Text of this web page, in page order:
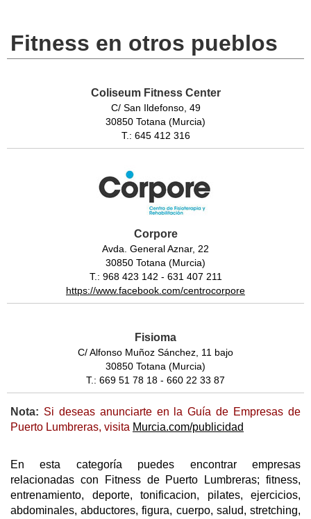
Fitness en otros pueblos
Coliseum Fitness Center
C/ San Ildefonso, 49
30850 Totana (Murcia)
T.: 645 412 316
Corpore
Avda. General Aznar, 22
30850 Totana (Murcia)
T.: 968 423 142 - 631 407 211
https://www.facebook.com/centrocorpore
Fisioma
C/ Alfonso Muñoz Sánchez, 11 bajo
30850 Totana (Murcia)
T.: 669 51 78 18 - 660 22 33 87
Nota: Si deseas anunciarte en la Guía de Empresas de
Puerto Lumbreras, visita Murcia.com/publicidad
En esta categoría puedes encontrar empresas
relacionadas con Fitness de Puerto Lumbreras; fitness,
entrenamiento, deporte, tonificacion, pilates, ejercicios,
abdominales, abductores, figura, cuerpo, salud, stretching,